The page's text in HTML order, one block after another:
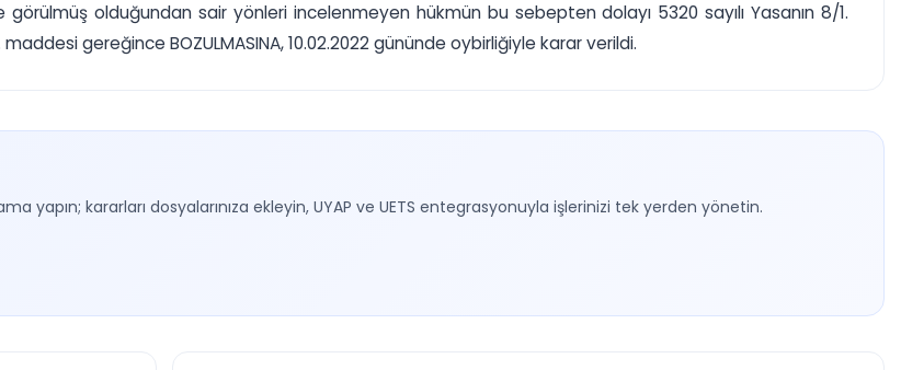
olduğundan sair yönleri incelenmeyen hükmün bu sebepten dolayı 5320 sayılı Yasanın 8/1.
maddesi gereğince BOZULMASINA, 10.02.2022 gününde oybirliğiyle karar verildi.
yapın; kararları dosyalarınıza ekleyin, UYAP ve UETS entegrasyonuyla işlerinizi tek yerden yönetin.